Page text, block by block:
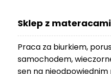
Sklep z
Praca za biurkiem,
samochodem,
sen na nieodpowiednim